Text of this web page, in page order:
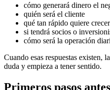
cómo generará dinero el
quién será el cliente
qué tan rápido quiere crecer
si tendrá socios o
cómo será la operación
Cuando esas respuestas existen,
duda y empieza a tener sentido.
Primeros pasos